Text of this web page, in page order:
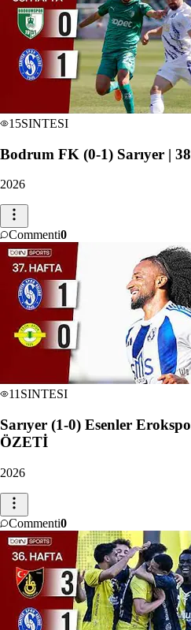
15SINTESI
Bodrum FK (0-1) Sarıyer |
2026
Commenti0
11SINTESI
Sarıyer (1-0) Esenler
ÖZETİ
2026
Commenti0